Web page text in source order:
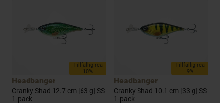
Tillfällig rea
10%
Headbanger
Cranky Shad 12.7 cm [63 g] SS
1-pack
Tillfällig rea
9%
Headbanger
Cranky Shad 10.1 cm [33 g] SS
1-pack